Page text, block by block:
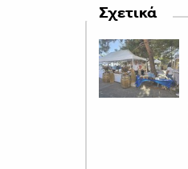
Σχετικά